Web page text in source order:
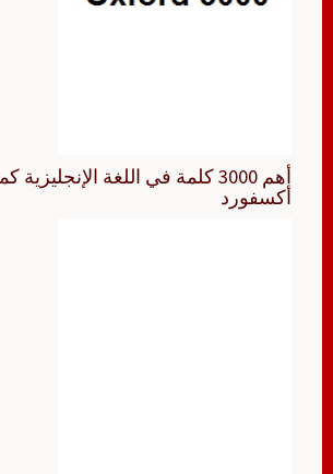
أهم 3000 كلمة في اللغة الإنجليزية
أكسفورد